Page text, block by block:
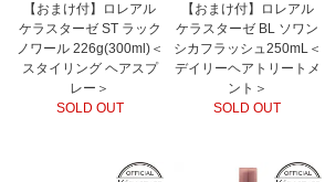
【おまけ付】ロレアル
ケラスターゼ ST ラック
ノワール 226g(300ml)＜
スタイリング ヘアスプ
レー＞
SOLD OUT
【おまけ付】ロレアル
ケラスターゼ BL ソワン
シカフラッシュ250mL＜
デイリーヘアトリートメ
ント＞
SOLD OUT